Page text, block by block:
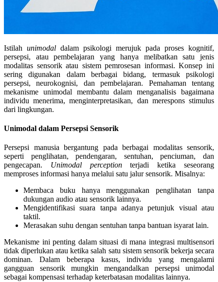
Istilah unimodal dalam psikologi merujuk pada proses kognitif,
persepsi, atau pembelajaran yang hanya melibatkan satu jenis
modalitas sensorik atau sistem pemrosesan informasi. Konsep ini
sering digunakan dalam berbagai bidang, termasuk psikologi
persepsi, neurokognisi, dan pembelajaran. Pemahaman tentang
mekanisme unimodal membantu dalam menganalisis bagaimana
individu menerima, menginterpretasikan, dan merespons stimulus
dari lingkungan.
Unimodal dalam Persepsi Sensorik
Persepsi manusia bergantung pada berbagai modalitas sensorik,
seperti penglihatan, pendengaran, sentuhan, penciuman, dan
pengecapan. Unimodal perceptionterjadi ketika seseorang
memproses informasi hanya melalui satu jalur sensorik. Misalnya:
Membaca buku hanya menggunakan penglihatan tanpa
dukungan audio atau sensorik lainnya.
Mengidentifikasi suara tanpa adanya petunjuk visual atau
taktil.
Merasakan suhu dengan sentuhan tanpa bantuan isyarat lain.
Mekanisme ini penting dalam situasi di mana integrasi multisensori
tidak diperlukan atau ketika salah satu sistem sensorik bekerja secara
dominan. Dalam beberapa kasus, individu yang mengalami
gangguan sensorik mungkin mengandalkan persepsi unimodal
sebagai kompensasi terhadap keterbatasan modalitas lainnya.